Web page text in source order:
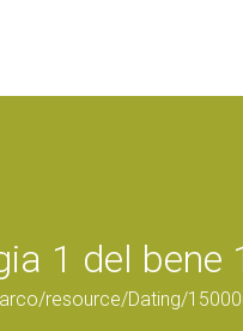
1 del bene
resource/Dating/